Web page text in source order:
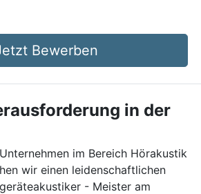
Bewerben
in der
im Bereich Hörakustik
wir einen leidenschaftlichen
- Meister am